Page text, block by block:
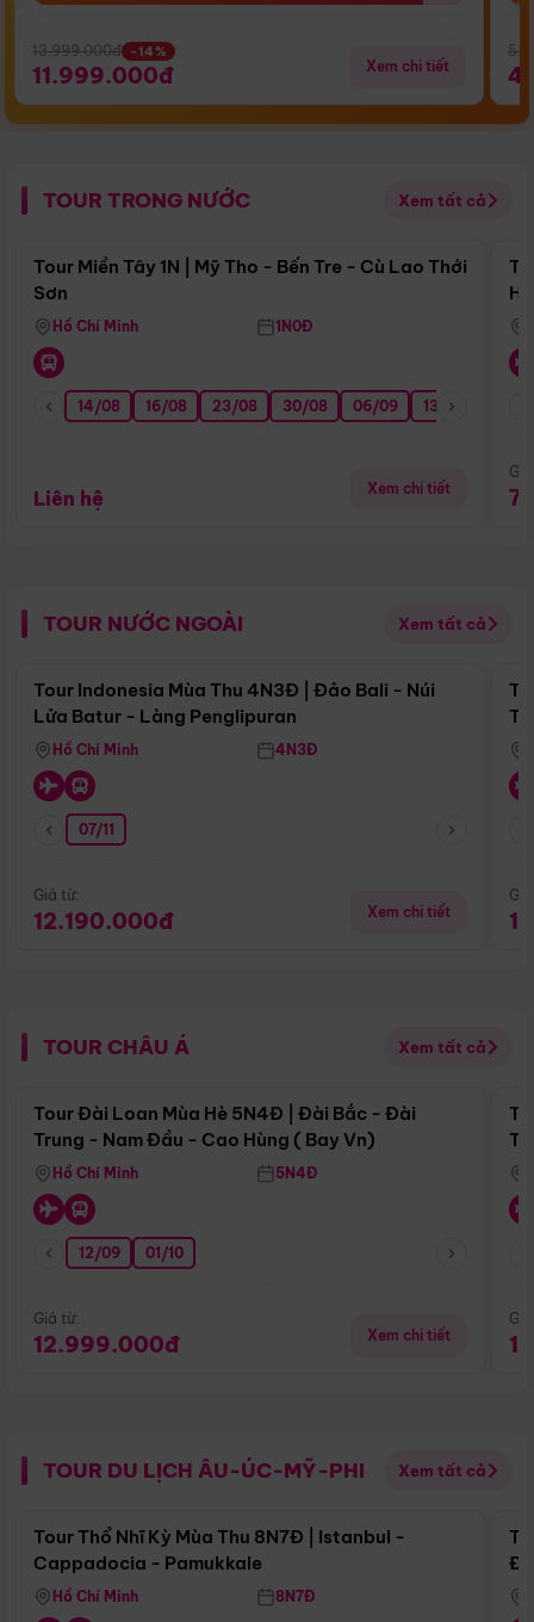
13.999.000đ -14%
11.999.000đ Xem chi tiết
TOUR TRONG NƯỚC Xem tất cả
Điểm nổi bật
Tour Miền Tây 1N | Mỹ Tho - Bến Tre - Cù Lao Thới
Sơn
Hồ Chí Minh 1N0Đ
14/08 16/08 23/08 30/08 06/09 13/09
Liên hệ Xem chi tiết
TOUR NƯỚC NGOÀI Xem tất cả
Điểm nổi bật
Tour Indonesia Mùa Thu 4N3Đ | Đảo Bali - Núi
Lửa Batur - Làng Penglipuran
Hồ Chí Minh 4N3Đ
07/11
Giá từ:
12.190.000đ Xem chi tiết
TOUR CHÂU Á Xem tất cả
Điểm nổi bật
Tour Đài Loan Mùa Hè 5N4Đ | Đài Bắc - Đài
Trung - Nam Đầu - Cao Hùng ( Bay Vn)
Hồ Chí Minh 5N4Đ
12/09 01/10
Giá từ:
12.999.000đ Xem chi tiết
TOUR DU LỊCH ÂU-ÚC-MỸ-PHI Xem tất cả
Điểm nổi bật
Tour Thổ Nhĩ Kỳ Mùa Thu 8N7Đ | Istanbul -
Cappadocia - Pamukkale
Hồ Chí Minh 8N7Đ